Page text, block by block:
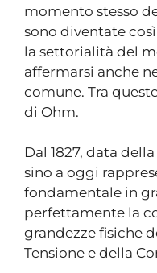
momento stesso
sono diventate
la settorialità del
affermarsi anche
comune. Tra
di Ohm.
Dal 1827, data
sino a oggi
fondamentale in
perfettamente la
grandezze fisiche
Tensione e della